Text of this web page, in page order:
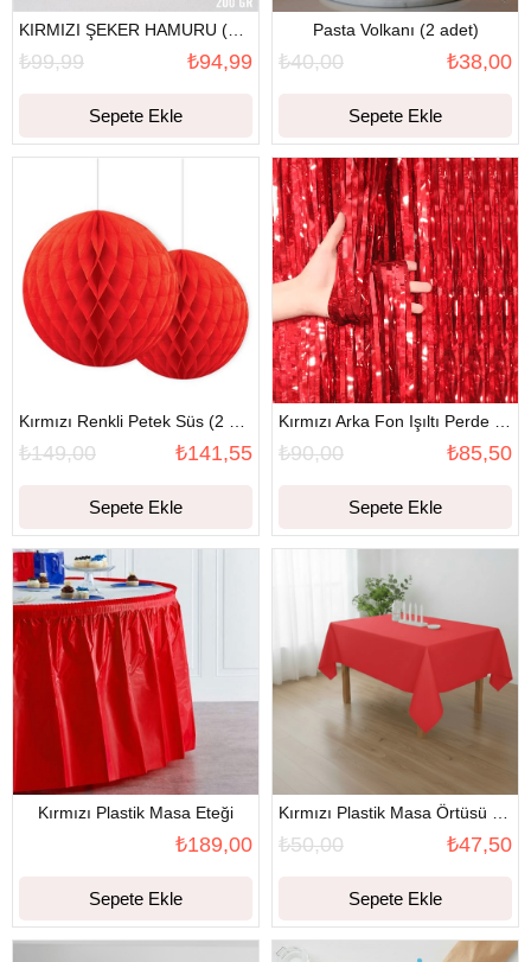
₺94,99
₺99,99
Sepete Ekle
Pasta Volkanı (2 adet)
₺38,00
₺40,00
Sepete Ekle
₺141,55
₺149,00
Sepete Ekle
₺85,50
₺90,00
Sepete Ekle
Kırmızı Plastik Masa Eteği
₺189,00
Sepete Ekle
₺47,50
₺50,00
Sepete Ekle